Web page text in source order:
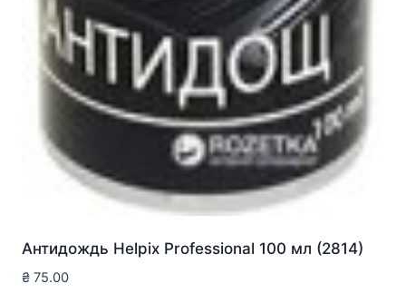
Антидождь Helpix Professional 100 мл (2814)
₴ 75.00